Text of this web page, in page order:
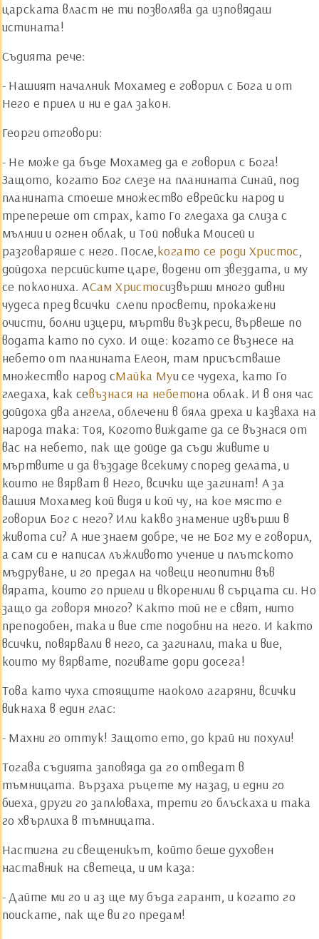
царската власт не ти позволява да изповядаш
истината!
Съдията рече:
- Нашият началник Мохамед е говорил с Бога и от
Него е приел и ни е дал закон.
Георги отговори:
- Не може да бъде Мохамед да е говорил с Бога!
Защото, когато Бог слезе на планината Синай, под
планината стоеше множество еврейски народ и
трепереше от страх, като Го гледаха да слиза с
мълнии и огнен облак, и Той повика Моисей и
разговаряше с него. После,когато се роди Христос,
дойдоха персийските царе, водени от звездата, и му
се поклониха. АСам Христосизвърши много дивни
чудеса пред всички ­ слепи просвети, прокажени
очисти, болни изцери, мъртви възкреси, вървеше по
водата като по сухо. И още: когато се възнесе на
небето от планината Елеон, там присъстваше
множество народ сМайка Муи се чудеха, като Го
гледаха, как севъзнася на небетона облак. И в оня час
дойдоха два ангела, облечени в бяла дреха и казваха на
народа така: Тоя, Когото виждате да се възнася от
вас на небето, пак ще дойде да съди живите и
мъртвите и да въздаде всекиму според делата, и
които не вярват в Него, всички ще загинат! А за
вашия Мохамед кой видя и кой чу, на кое място е
говорил Бог с него? Или какво знамение извърши в
живота си? А ние знаем добре, че не Бог му е говорил,
а сам си е написал лъжливото учение и плътското
мъдруване, и го предал на човеци неопитни във
вярата, които го приели и вкоренили в сърцата си. Но
защо да говоря много? Както той не е свят, нито
преподобен, така и вие сте подобни на него. И както
всички, повярвали в него, са загинали, така и вие,
които му вярвате, погивате дори досега!
Това като чуха стоящите наоколо агаряни, всички
викнаха в един глас:
- Махни го оттук! Защото ето, до край ни похули!
Тогава съдията заповяда да го отведат в
тъмницата. Вързаха ръцете му назад, и едни го
биеха, други го заплюваха, трети го блъскаха и така
го хвърлиха в тъмницата.
Настигна ги свещеникът, който беше духовен
наставник на светеца, и им каза:
- Дайте ми го и аз ще му бъда гарант, и когато го
поискате, пак ще ви го предам!